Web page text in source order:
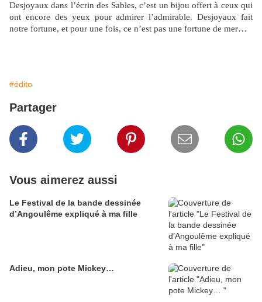
Desjoyaux dans l’écrin des Sables, c’est un bijou offert à ceux qui
ont encore des yeux pour admirer l’admirable. Desjoyaux fait
notre fortune, et pour une fois, ce n’est pas une fortune de mer…
#édito
Partager
Vous aimerez aussi
Le Festival de la bande dessinée
d’Angoulême expliqué à ma fille
Adieu, mon pote Mickey…